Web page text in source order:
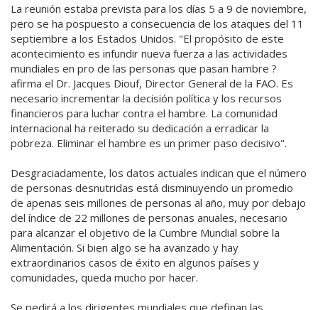
La reunión estaba prevista para los días 5 a 9 de noviembre,
pero se ha pospuesto a consecuencia de los ataques del 11
septiembre a los Estados Unidos. "El propósito de este
acontecimiento es infundir nueva fuerza a las actividades
mundiales en pro de las personas que pasan hambre ?
afirma el Dr. Jacques Diouf, Director General de la FAO. Es
necesario incrementar la decisión política y los recursos
financieros para luchar contra el hambre. La comunidad
internacional ha reiterado su dedicación a erradicar la
pobreza. Eliminar el hambre es un primer paso decisivo".
Desgraciadamente, los datos actuales indican que el número
de personas desnutridas está disminuyendo un promedio
de apenas seis millones de personas al año, muy por debajo
del índice de 22 millones de personas anuales, necesario
para alcanzar el objetivo de la Cumbre Mundial sobre la
Alimentación. Si bien algo se ha avanzado y hay
extraordinarios casos de éxito en algunos países y
comunidades, queda mucho por hacer.
Se pedirá a los dirigentes mundiales que definan las